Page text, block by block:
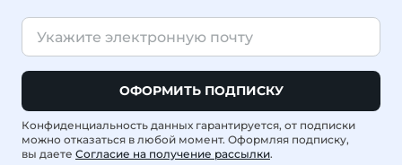
ОФОРМИТЬ ПОДПИСКУ
Конфиденциальность данных гарантируется, от подписки
можно отказаться в любой момент. Оформляя подписку,
вы даете Согласие на получение рассылки.